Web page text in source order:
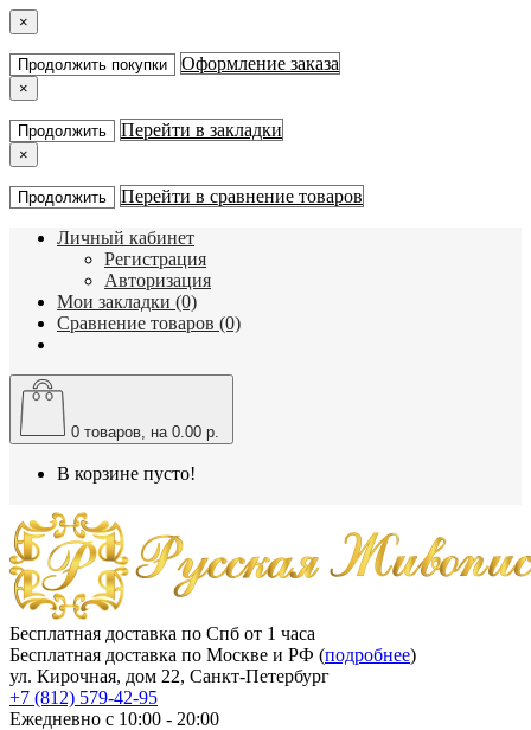
×
Продолжить покупки Оформление заказа
×
Продолжить Перейти в закладки
×
Продолжить Перейти в сравнение товаров
Личный кабинет
Регистрация
Авторизация
Мои закладки (0)
Сравнение товаров (0)
0 товаров, на 0.00 р.
В корзине пусто!
Бесплатная доставка по Спб от 1 часа
Бесплатная доставка по Москве и РФ (подробнее)
ул. Кирочная, дом 22, Санкт-Петербург
+7 (812) 579-42-95
Ежедневно с 10:00 - 20:00